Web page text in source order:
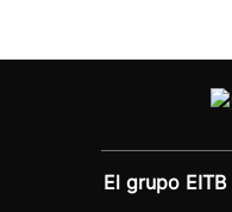
El grupo EITB